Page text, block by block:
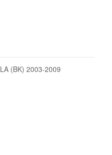
(BK) 2003-2009